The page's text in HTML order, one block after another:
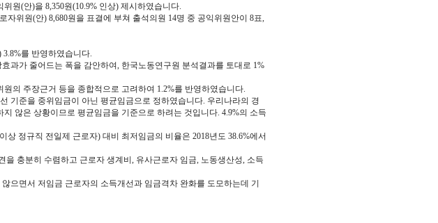
원(안)을 8,350원(10.9% 인상) 제시하였습니다.
자위원(안) 8,680원을 표결에 부쳐 출석의원 14명 중 공익위원안이 8표,
를 반영하였습니다.
과가 줄어드는 폭을 감안하여, 한국노동연구원 분석결과를 토대로 1%
의 주장근거 등을 종합적으로 고려하여 1.2%를 반영하였습니다.
기준을 중위임금이 아닌 평균임금으로 정하였습니다. 우리나라의 경
않은 상황이므로 평균임금을 기준으로 하려는 것입니다. 4.9%의 소득
정규직 전일제 근로자) 대비 최저임금의 비율은 2018년도 38.6%에서
충분히 수렴하고 근로자 생계비, 유사근로자 임금, 노동생산성, 소득
으면서 저임금 근로자의 소득개선과 임금격차 완화를 도모하는데 기